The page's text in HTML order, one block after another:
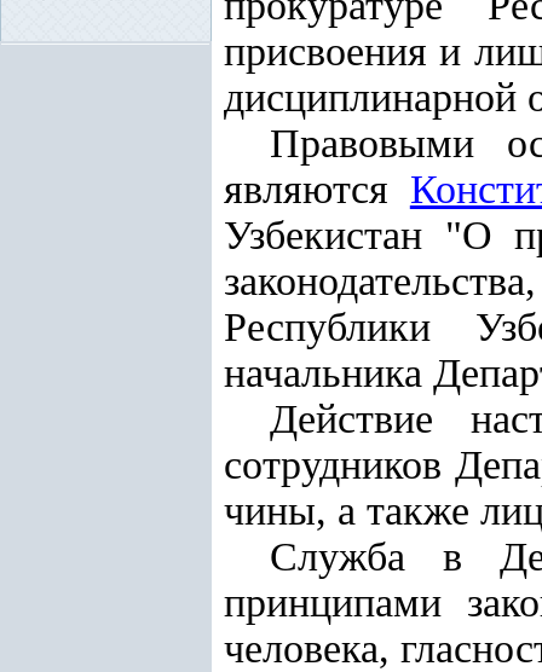
присвоения и
дисциплинарной
Правовыми
являются
Узбекистан "О
Республики
начальника
Действие
сотрудников
чины, а также
Служба в
принципами
человека,